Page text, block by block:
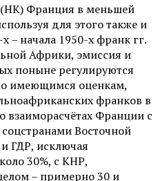
Франция в меньшей
для этого также и
– начала 1950-х франк гг.
Африки, эмиссия и
поныне регулируются
имеющимся оценкам,
франков в
взаиморасчётах Франции с
Восточной
ГДР, исключая
30%, с КНР,
– примерно 30 и